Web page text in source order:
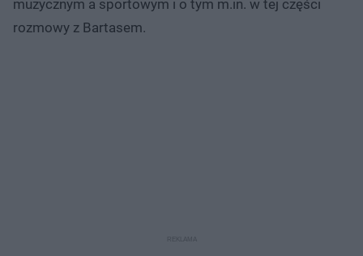
muzycznym a sportowym i o tym m.in. w tej części
rozmowy z Bartasem.